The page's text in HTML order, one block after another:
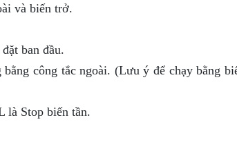
và biến trở.
ban đầu.
công tắc ngoài. (Lưu ý để chạy bằng
là Stop biến tần.